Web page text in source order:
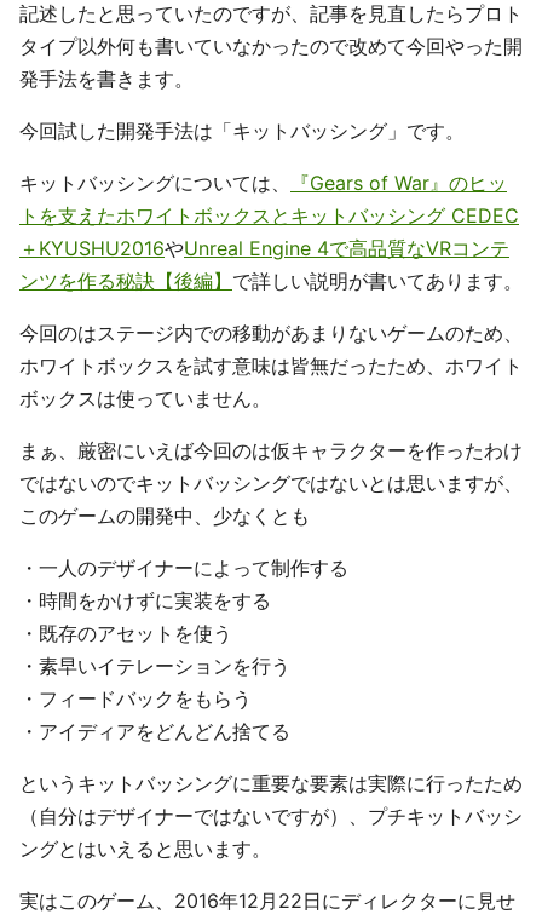
記述したと思っていたのですが、記事を見直したらプロト
タイプ以外何も書いていなかったので改めて今回やった開
発手法を書きます。
今回試した開発手法は「キットバッシング」です。
キットバッシングについては、
『Gears of War』のヒッ
トを支えたホワイトボックスとキットバッシング CEDEC
＋KYUSHU2016やUnreal Engine 4で高品質なVRコンテ
ンツを作る秘訣【後編】 で詳しい説明が書いてあります。
今回のはステージ内での移動があまりないゲームのため、
ホワイトボックスを試す意味は皆無だったため、ホワイト
ボックスは使っていません。
まぁ、厳密にいえば今回のは仮キャラクターを作ったわけ
ではないのでキットバッシングではないとは思いますが、
このゲームの開発中、少なくとも
・一人のデザイナーによって制作する
・時間をかけずに実装をする
・既存のアセットを使う
・素早いイテレーションを行う
・フィードバックをもらう
・アイディアをどんどん捨てる
というキットバッシングに重要な要素は実際に行ったため
（自分はデザイナーではないですが）、プチキットバッシ
ングとはいえると思います。
実はこのゲーム、2016年12月22日にディレクターに見せ